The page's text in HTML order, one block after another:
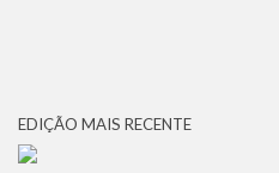
EDIÇÃO MAIS RECENTE